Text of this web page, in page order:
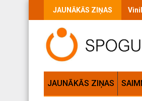
JAUNĀKĀS ZIŅAS
JAUNĀKĀS ZIŅAS